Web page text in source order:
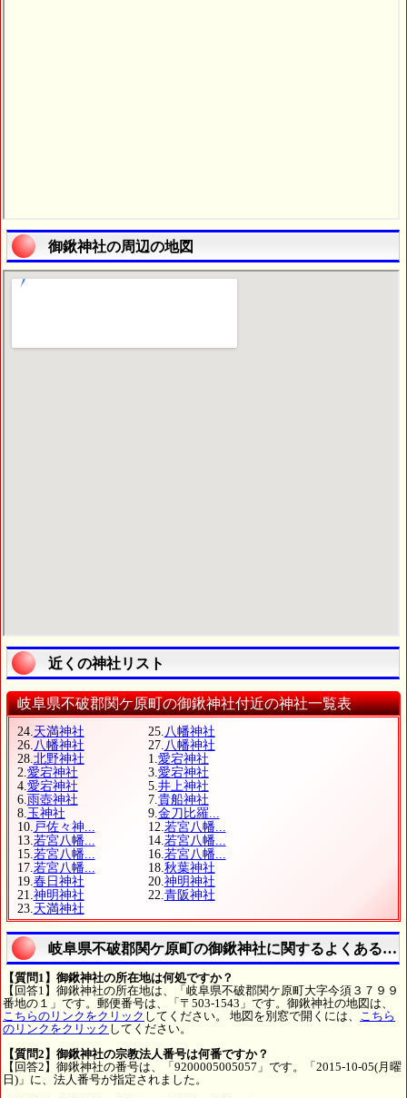
御鍬神社の周辺の地図
近くの神社リスト
岐阜県不破郡関ケ原町の御鍬神社付近の神社一覧表
24.天満神社 25.八幡神社
26.八幡神社 27.八幡神社
28.北野神社 1.愛宕神社
2.愛宕神社 3.愛宕神社
4.愛宕神社 5.井上神社
6.雨壺神社 7.貴船神社
8.玉神社 9.金刀比羅...
10. 戸佐々神... 12.若宮八幡...
13.若宮八幡... 14.若宮八幡...
15.若宮八幡... 16.若宮八幡...
17.若宮八幡... 18.秋葉神社
19.春日神社 20.神明神社
21.神明神社 22.青阪神社
23.天満神社
岐阜県不破郡関ケ原町の御鍬神社に関するよくある質
【質問1】御鍬神社の所在地は何処ですか？
【回答1】御鍬神社の所在地は、「岐阜県不破郡関ケ原町大字今須３７９９
番地の１」です。郵便番号は、「〒503-1543」です。御鍬神社の地図は、
こちらのリンクをクリック してください。 地図を別窓で開くには、 こちら
のリンクをクリック してください。
【質問2】御鍬神社の宗教法人番号は何番ですか？
【回答2】御鍬神社の番号は、「9200005005057」です。「2015-10-05(月曜
日)」に、法人番号が指定されました。